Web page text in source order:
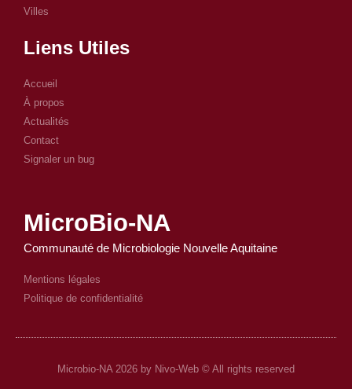
Villes
Liens Utiles
Accueil
À propos
Actualités
Contact
Signaler un bug
MicroBio-NA
Communauté de Microbiologie Nouvelle Aquitaine
Mentions légales
Politique de confidentialité
Microbio-NA 2026 by Nivo-Web © All rights reserved